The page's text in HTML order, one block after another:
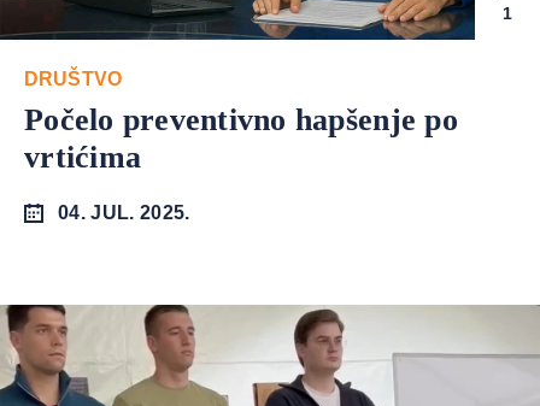
1
DRUŠTVO
Počelo preventivno hapšenje po
vrtićima
04. JUL. 2025.